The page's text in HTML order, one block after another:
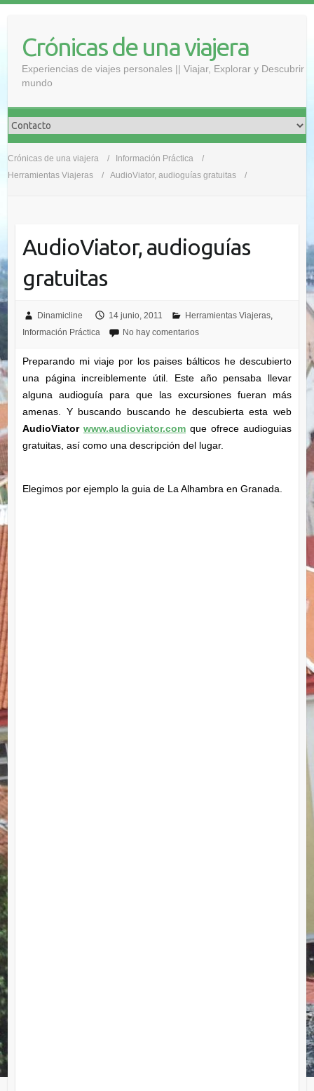
contenidoCrónicas de una viajera
Experiencias de viajes personales || Viajar, Explorar y Descubrir
mundo
Crónicas de una viajera
Información Práctica
Herramientas Viajeras
AudioViator, audioguías gratuitas
AudioViator, audioguías
gratuitas
Dinamicline 14 junio, 2011 Herramientas Viajeras,
Información Práctica
No hay comentarios
Preparando mi viaje por los paises bálticos he descubierto
una página increiblemente útil. Este año pensaba llevar
alguna audioguía para que las excursiones fueran más
amenas. Y buscando buscando he descubierta esta web
AudioViator www.audioviator.com que ofrece audioguias
gratuitas, así como una descripción del lugar.
Elegimos por ejemplo la guia de La Alhambra en Granada.